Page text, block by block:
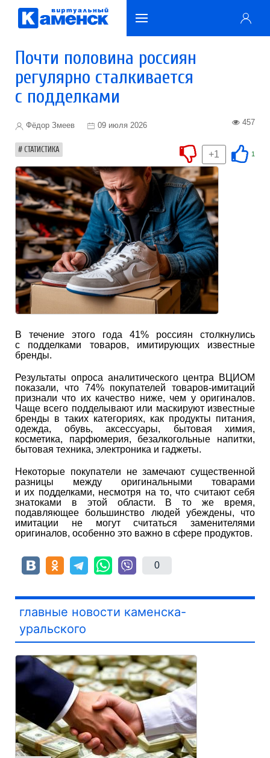
Почти половина россиян
регулярно сталкивается
с подделками
Фёдор Змеев 09 июля 2026 457
СТАТИСТИКА 1
+1
В течение этого года 41% россиян столкнулись
с подделками товаров, имитирующих известные
бренды.
Результаты опроса аналитического центра ВЦИОМ
показали, что 74% покупателей товаров-имитаций
признали что их качество ниже, чем у оригиналов.
Чаще всего подделывают или маскируют известные
бренды в таких категориях, как продукты питания,
одежда, обувь, аксессуары, бытовая химия,
косметика, парфюмерия, безалкогольные напитки,
бытовая техника, электроника и гаджеты.
Некоторые покупатели не замечают существенной
разницы между оригинальными товарами
и их подделками, несмотря на то, что считают себя
знатоками в этой области. В то же время,
подавляющее большинство людей убеждены, что
имитации не могут считаться заменителями
оригиналов, особенно это важно в сфере продуктов.
0
главные новости каменска-
уральского